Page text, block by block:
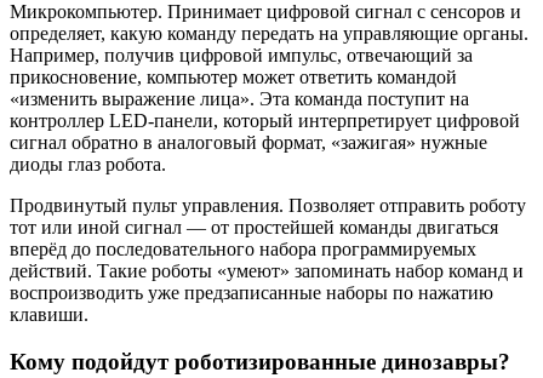
Микрокомпьютер. Принимает цифровой сигнал с сенсоров и
определяет, какую команду передать на управляющие органы.
Например, получив цифровой импульс, отвечающий за
прикосновение, компьютер может ответить командой
«изменить выражение лица». Эта команда поступит на
контроллер LED-панели, который интерпретирует цифровой
сигнал обратно в аналоговый формат, «зажигая» нужные
диоды глаз робота.
Продвинутый пульт управления. Позволяет отправить роботу
тот или иной сигнал — от простейшей команды двигаться
вперёд до последовательного набора программируемых
действий. Такие роботы «умеют» запоминать набор команд и
воспроизводить уже предзаписанные наборы по нажатию
клавиши.
Кому подойдут роботизированные динозавры?